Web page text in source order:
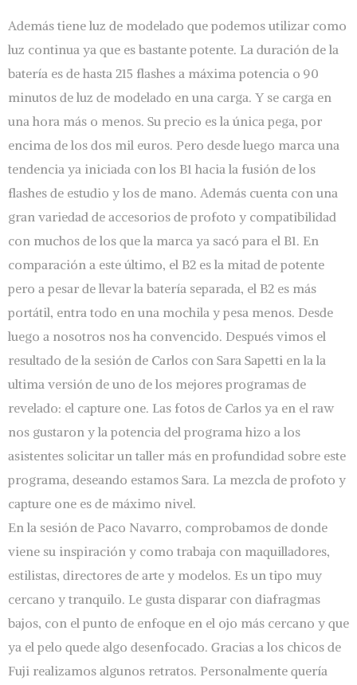
Además tiene luz de modelado que podemos utilizar como
luz continua ya que es bastante potente. La duración de la
batería es de hasta 215 flashes a máxima potencia o 90
minutos de luz de modelado en una carga. Y se carga en
una hora más o menos. Su precio es la única pega, por
encima de los dos mil euros. Pero desde luego marca una
tendencia ya iniciada con los B1 hacia la fusión de los
flashes de estudio y los de mano. Además cuenta con una
gran variedad de accesorios de profoto y compatibilidad
con muchos de los que la marca ya sacó para el B1. En
comparación a este último, el B2 es la mitad de potente
pero a pesar de llevar la batería separada, el B2 es más
portátil, entra todo en una mochila y pesa menos. Desde
luego a nosotros nos ha convencido. Después vimos el
resultado de la sesión de Carlos con Sara Sapetti en la la
ultima versión de uno de los mejores programas de
revelado: el capture one. Las fotos de Carlos ya en el raw
nos gustaron y la potencia del programa hizo a los
asistentes solicitar un taller más en profundidad sobre este
programa, deseando estamos Sara. La mezcla de profoto y
capture one es de máximo nivel.
En la sesión de Paco Navarro, comprobamos de donde
viene su inspiración y como trabaja con maquilladores,
estilistas, directores de arte y modelos. Es un tipo muy
cercano y tranquilo. Le gusta disparar con diafragmas
bajos, con el punto de enfoque en el ojo más cercano y que
ya el pelo quede algo desenfocado. Gracias a los chicos de
Fuji realizamos algunos retratos. Personalmente quería